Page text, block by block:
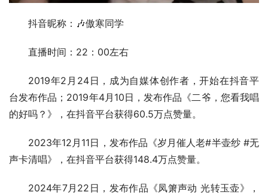
抖音昵称：🎶傲寒同学
直播时间：22：00左右
2019年2月24日，成为自媒体创作者，开始在抖音平
台发布作品；2019年4月10日，发布作品《二爷，您看我唱
的好吗？》，在抖音平台获得60.5万点赞量。
2023年12月11日，发布作品《岁月催人老#半壶纱 #无
声卡清唱》，在抖音平台获得148.4万点赞量。
2024年7月22日，发布作品《凤箫声动 光转玉壶》，